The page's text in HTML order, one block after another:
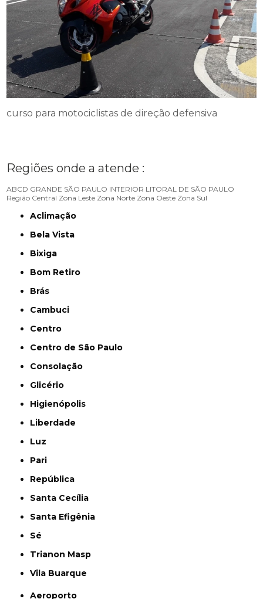
curso para motociclistas de direção defensiva
Regiões onde a atende :
ABCD GRANDE SÃO PAULO INTERIOR LITORAL DE SÃO PAULO
Região Central Zona Leste Zona Norte Zona Oeste Zona Sul
Aclimação
Bela Vista
Bixiga
Bom Retiro
Brás
Cambuci
Centro
Centro de São Paulo
Consolação
Glicério
Higienópolis
Liberdade
Luz
Pari
República
Santa Cecília
Santa Efigênia
Sé
Trianon Masp
Vila Buarque
Aeroporto